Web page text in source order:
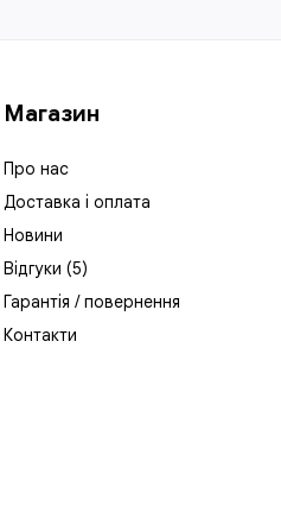
Магазин
Про нас
Доставка і оплата
Новини
Відгуки (5)
Гарантія / повернення
Контакти